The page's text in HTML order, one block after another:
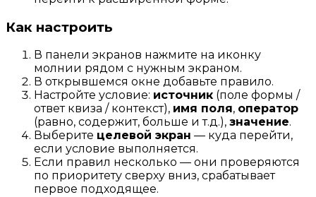
Как настроить
В панели экранов нажмите на иконку
молнии рядом с нужным экраном.
В открывшемся окне добавьте правило.
Настройте условие: источник (поле формы /
ответ квиза / контекст), имя поля, оператор
(равно, содержит, больше и т.д.), значение.
Выберите целевой экран — куда перейти,
если условие выполняется.
Если правил несколько — они проверяются
по приоритету сверху вниз, срабатывает
первое подходящее.